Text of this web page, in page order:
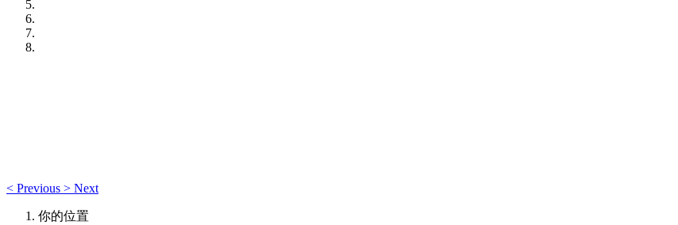
< Previous > Next
你的位置